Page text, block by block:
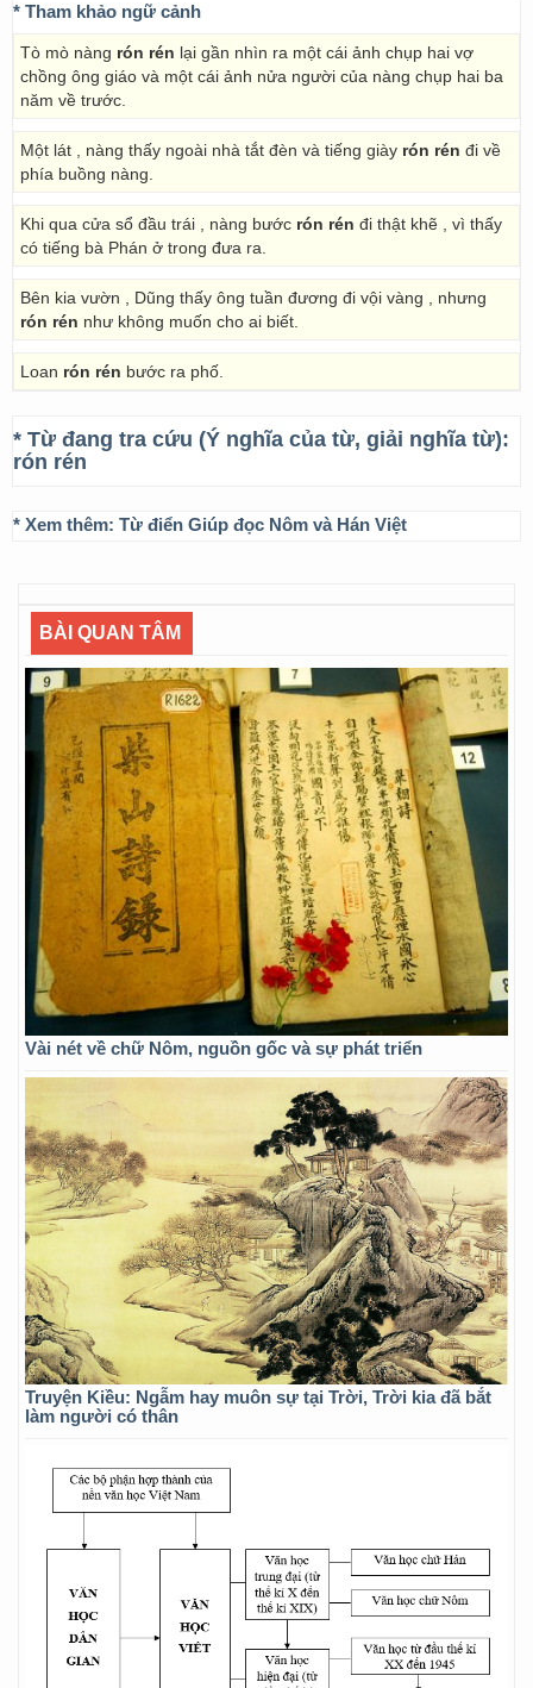
* Tham khảo ngữ cảnh
Tò mò nàng rón rén lại gần nhìn ra một cái ảnh chụp hai vợ
chồng ông giáo và một cái ảnh nửa người của nàng chụp hai ba
năm về trước.
Một lát , nàng thấy ngoài nhà tắt đèn và tiếng giày rón rén đi về
phía buồng nàng.
Khi qua cửa sổ đầu trái , nàng bước rón rén đi thật khẽ , vì thấy
có tiếng bà Phán ở trong đưa ra.
Bên kia vườn , Dũng thấy ông tuần đương đi vội vàng , nhưng
rón rén như không muốn cho ai biết.
Loan rón rén bước ra phố.
* Từ đang tra cứu (Ý nghĩa của từ, giải nghĩa từ):
rón rén
* Xem thêm: Từ điển Giúp đọc Nôm và Hán Việt
BÀI QUAN TÂM
Vài nét về chữ Nôm, nguồn gốc và sự phát triển
Truyện Kiều: Ngẫm hay muôn sự tại Trời, Trời kia đã bắt
làm người có thân